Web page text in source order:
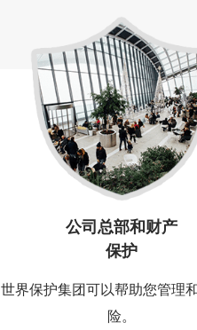
公司总部和财产
保护
世界保护集团可以帮助您管理
险。